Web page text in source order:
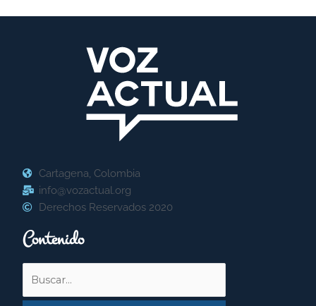
Cartagena, Colombia
info@vozactual.org
Derechos Reservados 2020
Contenido
por: